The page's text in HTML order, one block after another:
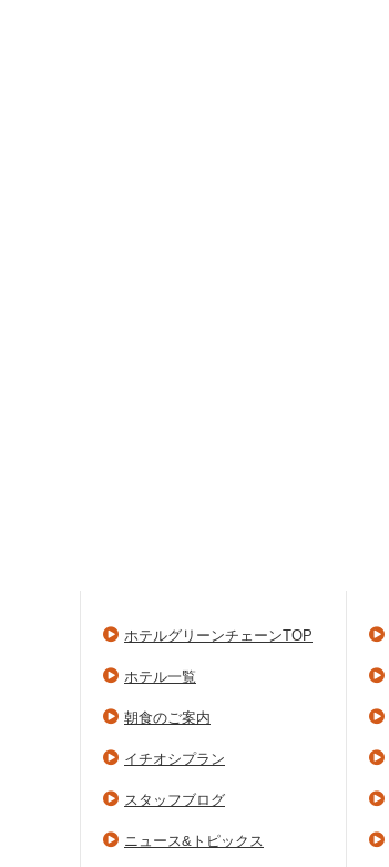
ホテルグリーンチェーンTOP
ホテル一覧
朝食のご案内
イチオシプラン
スタッフブログ
ニュース&トピックス